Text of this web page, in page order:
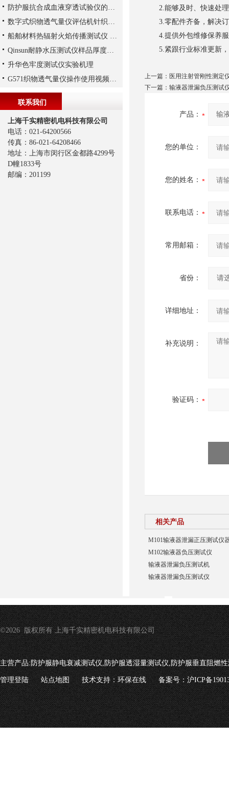
2.能够及时、快速处理
3.零配件齐备，解决订
4.提供外包维修保养服
5.紧跟行业标准更新，
上一篇： 医用注射管刚性测定
下一篇： 输液器泄漏负压测试
产品：
您的单位：
您的姓名：
联系电话：
常用邮箱：
省份：
详细地址：
补充说明：
验证码：
相关产品
M101输液器泄漏正压测试仪
M102输液器负压测试仪
输液器泄漏负压测试机
输液器泄漏负压测试仪
防护服抗合成血液穿透试验仪的主要组成及试验方法
数字式织物透气量仪评估机针织物透气性受含湿量的影响
船舶材料热辐射火焰传播测试仪 IMO Res.A653(16)表面燃烧特性
Qinsun耐静水压测试仪样品厚度要求
升华色牢度测试仪实验机理
G571织物透气量仪操作使用视频，上海千实的给您参考
联系我们
上海千实精密机电科技有限公司
电话：021-64200566
传真：86-021-64208466
地址：上海市闵行区金都路4299号
D幢1833号
邮编：201199
©2026 版权所有 上海千实精密机电科技有限公司
主营产品:防护服静电衰减测试仪,防护服透湿量测试仪,防护服垂直阻燃
管理登陆 站点地图 技术支持：环保在线 备案号：沪ICP备